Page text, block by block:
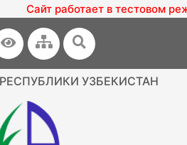
Сайт работает в тестовом
УЗБЕКИСТАН